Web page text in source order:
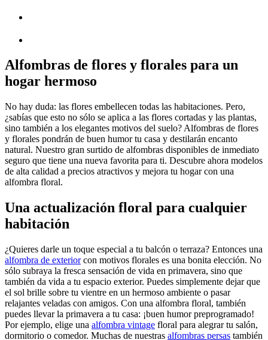
Alfombras de flores y florales para un
hogar hermoso
No hay duda: las flores embellecen todas las habitaciones. Pero,
¿sabías que esto no sólo se aplica a las flores cortadas y las plantas,
sino también a los elegantes motivos del suelo? Alfombras de flores
y florales pondrán de buen humor tu casa y destilarán encanto
natural. Nuestro gran surtido de alfombras disponibles de inmediato
seguro que tiene una nueva favorita para ti. Descubre ahora modelos
de alta calidad a precios atractivos y mejora tu hogar con una
alfombra floral.
Una actualización floral para cualquier
habitación
¿Quieres darle un toque especial a tu balcón o terraza? Entonces una
alfombra de exteriorcon motivos florales es una bonita elección. No
sólo subraya la fresca sensación de vida en primavera, sino que
también da vida a tu espacio exterior. Puedes simplemente dejar que
el sol brille sobre tu vientre en un hermoso ambiente o pasar
relajantes veladas con amigos. Con una alfombra floral, también
puedes llevar la primavera a tu casa: ¡buen humor preprogramado!
Por ejemplo, elige una alfombra vintage floral para alegrar tu salón,
dormitorio o comedor. Muchas de nuestras alfombras persas también